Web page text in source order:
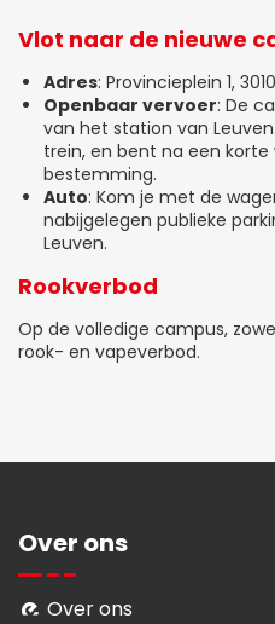
Vlot naar de nieuwe
Adres: Provincieplein 1,
Openbaar vervoer: De
van het station van
trein, en bent na een
bestemming.
Auto: Kom je met de
nabijgelegen publieke
Leuven.
Rookverbod
Op de volledige campus,
rook- en vapeverbod.
Over ons
Over ons